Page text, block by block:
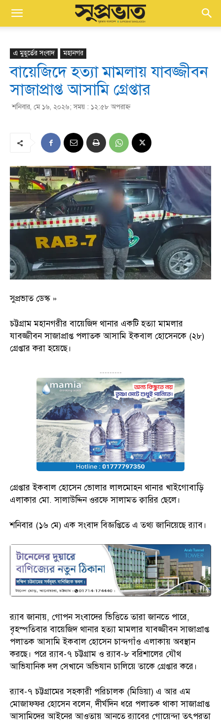
এ মুহূর্তের সংবাদ মহানগর
বায়েজিদে হত্যা মামলায় যাবজ্জীবন
সাজাপ্রাপ্ত আসামি গ্রেপ্তার
শনিবার, মে ১৬, ২০২৬; সময় : ১২:৫৮ অপরাহ্ণ
সুপ্রভাত ডেস্ক »
চট্টগ্রাম মহানগরীর বায়েজিদ থানার একটি হত্যা মামলার
যাবজ্জীবন সাজাপ্রাপ্ত পলাতক আসামি ইকবাল হোসেনকে (২৮)
গ্রেপ্তার করা হয়েছে।
---------
গ্রেপ্তার ইকবাল হোসেন ভোলার লালমোহন থানার খাইগোবাড়ি
এলাকার মো. সালাউদ্দিন ওরফে সালামত ক্বারির ছেলে।
শনিবার (১৬ মে) এক সংবাদ বিজ্ঞপ্তিতে এ তথ্য জানিয়েছে র‍্যাব।
র‌্যাব জানায়, গোপন সংবাদের ভিত্তিতে তারা জানতে পারে,
বৃহস্পতিবার বায়েজিদ থানার হত্যা মামলার যাবজ্জীবন সাজাপ্রাপ্ত
পলাতক আসামি ইকবাল হোসেন চান্দগাঁও এলাকায় অবস্থান
করছে। পরে র‌্যাব-৭ চট্টগ্রাম ও র‌্যাব-৮ বরিশালের যৌথ
আভিযানিক দল সেখানে অভিযান চালিয়ে তাকে গ্রেপ্তার করে।
র‌্যাব-৭ চট্টগ্রামের সহকারী পরিচালক (মিডিয়া) এ আর এম
মোজাফ্ফর হোসেন বলেন, দীর্ঘদিন ধরে পলাতক থাকা সাজাপ্রাপ্ত
আসামিদের আইনের আওতায় আনতে র‌্যাবের গোয়েন্দা তৎপরতা